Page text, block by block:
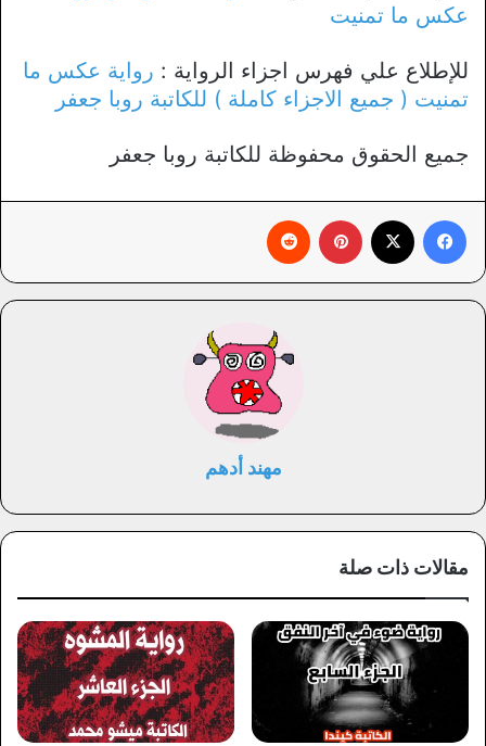
عكس ما تمنيت
للإطلاع علي فهرس اجزاء الرواية : رواية عكس ما
تمنيت ( جميع الاجزاء كاملة ) للكاتبة روبا جعفر
جميع الحقوق محفوظة للكاتبة روبا جعفر
مهند أدهم
مقالات ذات صلة